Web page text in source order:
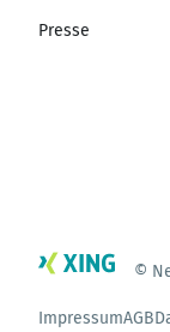
Presse
©
ImpressumAGB